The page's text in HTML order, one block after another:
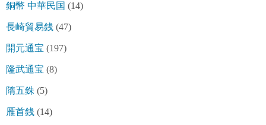
銅幣 中華民国 (14)
長崎貿易銭 (47)
開元通宝 (197)
隆武通宝 (8)
隋五銖 (5)
雁首銭 (14)